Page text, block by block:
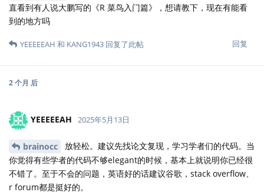
直看到有人说大鹏写的《R 菜鸟入门篇》，想请教下，现在有能看
到的地方吗
回复
YEEEEEAH 和 KANG1943 回复了此帖
2 个月 后
YEEEEEAH 2025年5月13日
brainocc
放轻松。建议先找论文复现，学习学者们的代码。当
你觉得有些学者的代码不够elegant的时候，基本上就说明你已经很
不错了。至于不会的问题，英语好的话建议谷歌，stack overflow、
r forum都是挺好的。